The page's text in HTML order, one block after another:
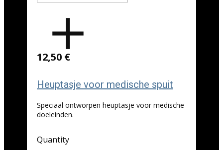
12,50 €
Heuptasje voor medische spuit
Speciaal ontworpen heuptasje voor medische
doeleinden.
Quantity